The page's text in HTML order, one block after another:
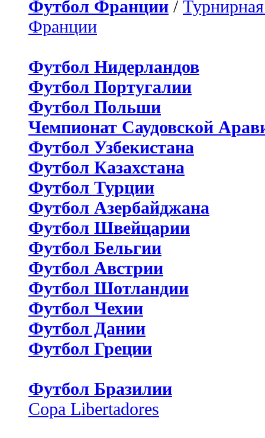
Футбол Франции /
Франции
Футбол Нидерландов
Футбол Португалии
Футбол Польши
Чемпионат Саудовской
Футбол Узбекистана
Футбол Казахстана
Футбол Турции
Футбол Азербайджана
Футбол Швейцарии
Футбол Бельгии
Футбол Австрии
Футбол Шотландии
Футбол Чехии
Футбол Дании
Футбол Греции
Футбол Бразилии
Copa Libertadores